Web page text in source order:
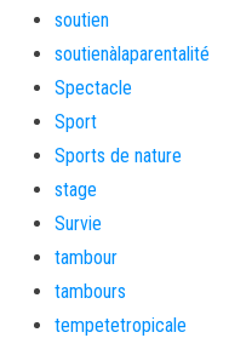
soutien
soutienàlaparentalité
Spectacle
Sport
Sports de nature
stage
Survie
tambour
tambours
tempetetropicale